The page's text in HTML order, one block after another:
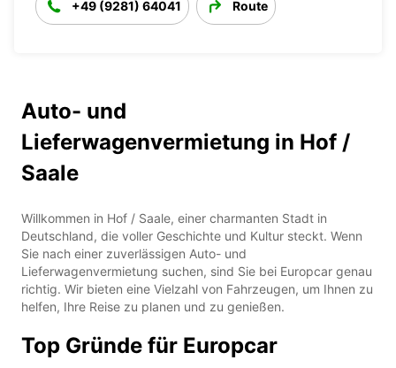
+49 (9281) 64041 Route
Auto- und
Lieferwagenvermietung in Hof /
Saale
Willkommen in Hof / Saale, einer charmanten Stadt in
Deutschland, die voller Geschichte und Kultur steckt. Wenn
Sie nach einer zuverlässigen Auto- und
Lieferwagenvermietung suchen, sind Sie bei Europcar genau
richtig. Wir bieten eine Vielzahl von Fahrzeugen, um Ihnen zu
helfen, Ihre Reise zu planen und zu genießen.
Top Gründe für Europcar